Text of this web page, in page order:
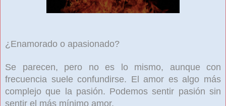
¿Enamorado o apasionado?
Se parecen, pero no es lo mismo, aunque con
frecuencia suele confundirse. El amor es algo más
complejo que la pasión. Podemos sentir pasión sin
sentir el más mínimo amor.